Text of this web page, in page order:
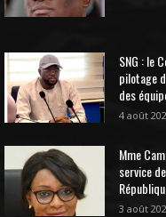
SNG : le
pilotage
des
4 août
Mme
service
3 août